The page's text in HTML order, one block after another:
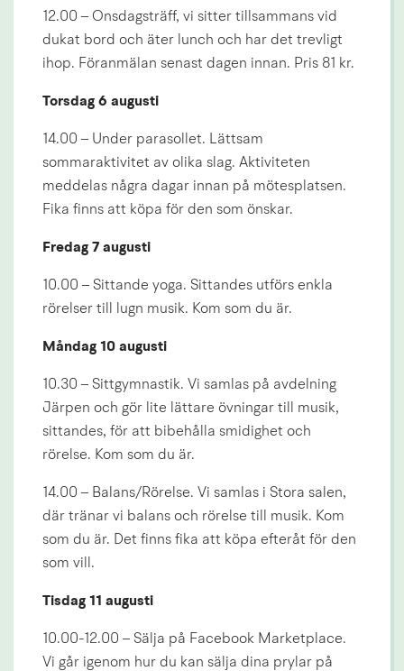
12.00 – Onsdagsträff, vi sitter tillsammans vid
dukat bord och äter lunch och har det trevligt
ihop. Föranmälan senast dagen innan. Pris 81 kr.
Torsdag 6 augusti
14.00 – Under parasollet. Lättsam
sommaraktivitet av olika slag. Aktiviteten
meddelas några dagar innan på mötesplatsen.
Fika finns att köpa för den som önskar.
Fredag 7 augusti
10.00 – Sittande yoga. Sittandes utförs enkla
rörelser till lugn musik. Kom som du är.
Måndag 10 augusti
10.30 – Sittgymnastik. Vi samlas på avdelning
Järpen och gör lite lättare övningar till musik,
sittandes, för att bibehålla smidighet och
rörelse. Kom som du är.
14.00 – Balans/Rörelse. Vi samlas i Stora salen,
där tränar vi balans och rörelse till musik. Kom
som du är. Det finns fika att köpa efteråt för den
som vill.
Tisdag 11 augusti
10.00-12.00 – Sälja på Facebook Marketplace.
Vi går igenom hur du kan sälja dina prylar på